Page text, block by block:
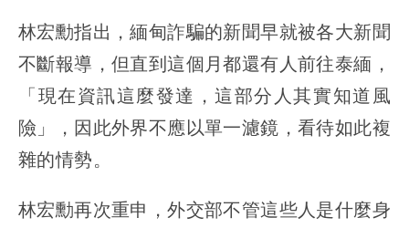
林宏勳指出，緬甸詐騙的新聞早就被各大新聞
不斷報導，但直到這個月都還有人前往泰緬，
「現在資訊這麼發達，這部分人其實知道風
險」，因此外界不應以單一濾鏡，看待如此複
雜的情勢。
林宏勳再次重申，外交部不管這些人是什麼身